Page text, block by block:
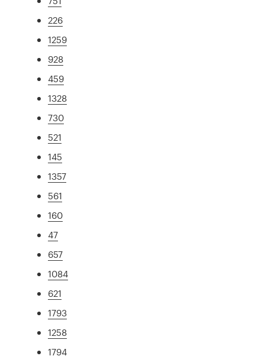
226
1259
928
459
1328
730
521
145
1357
561
160
47
657
1084
621
1793
1258
1794